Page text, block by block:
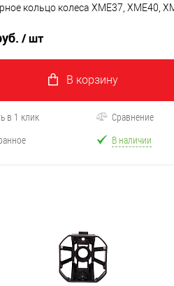
кольцо колеса XME37, XME40,
/ шт
В корзину
в 1 клик
Сравнение
В наличии